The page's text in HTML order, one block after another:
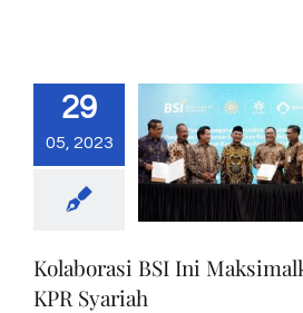
29
05, 2023
Kolaborasi BSI Ini
KPR Syariah